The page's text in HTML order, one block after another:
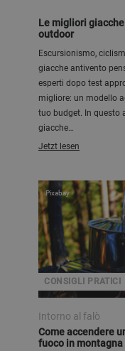
Le migliori
outdoor
Escursionismo,
giacche antivento
esperti dopo test
migliore: un modello
tuo budget. In questo
giacche…
Jetzt lesen
CONSIGLI PRATICI
Pixabay
Intorno al falò
Come accendere
fuoco in montagna